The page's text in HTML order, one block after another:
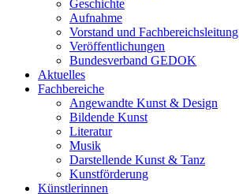
Geschichte
Aufnahme
Vorstand und Fachbereichsleitung
Veröffentlichungen
Bundesverband GEDOK
Aktuelles
Fachbereiche
Angewandte Kunst & Design
Bildende Kunst
Literatur
Musik
Darstellende Kunst & Tanz
Kunstförderung
Künstlerinnen